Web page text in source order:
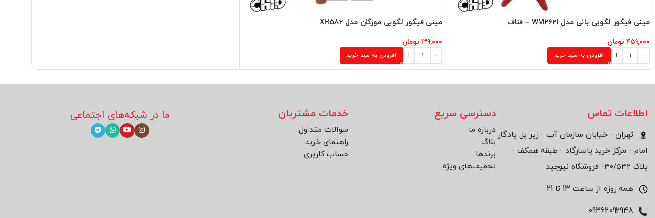
مینی فیگور لگویی بانی مدل WM2621 – فناف
۴۵۹,۰۰۰ تومان
افزودن به سبد خرید
مینی فیگور لگویی مورگان مدل XH582
۱۳۹,۰۰۰ تومان
افزودن به سبد خرید
اطلاعات تماس
تهران - خیابان سازمان آب - زیر پل یادگار
امام - مرکز خرید پاسارگاد - طبقه همکف -
پلاک ۳۰/۵۳۲- فروشگاه نیوچید
همه روزه از ساعت 13 تا 21
دسترسی سریع
درباره ما
بلاگ
برند‌ها
تخفیف‌های ویژه
خدمات مشتریان
سوالات متداول
راهنمای خرید
حساب کاربری
ما در شبکه‌های اجتماعی